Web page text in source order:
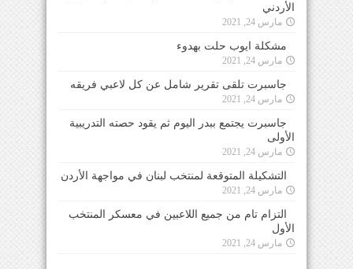
الأردني
مارس 24, 2021
مشكلة ايوب حلت بهدوء
مارس 24, 2021
جاسبرت تلقى تقرير شامل عن كل لاعبي فريقه
مارس 24, 2021
جاسبرت يجتمع ببدر اليوم ثم يقود حصته التدريبية
الأولى
مارس 24, 2021
التشكيلة المتوقعة لمنتخب لبنان في مواجهة الأردن
مارس 24, 2021
التزام تام من جميع اللاعبين في معسكر المنتخب
الأول
مارس 24, 2021